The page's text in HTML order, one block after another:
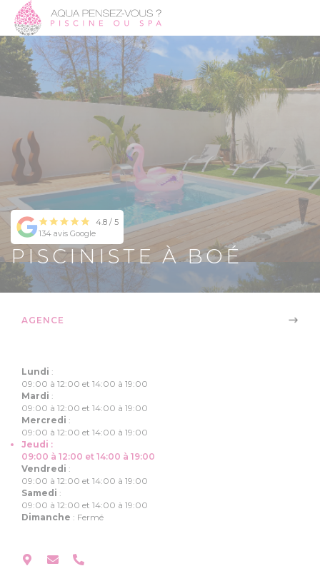
4.8 / 5
134 avis Google
PISCINISTE À BOÉ
AGENCE
Lundi :
09:00 à 12:00 et 14:00 à 19:00
Mardi :
09:00 à 12:00 et 14:00 à 19:00
Mercredi :
09:00 à 12:00 et 14:00 à 19:00
Jeudi :
09:00 à 12:00 et 14:00 à 19:00
Vendredi :
09:00 à 12:00 et 14:00 à 19:00
Samedi :
09:00 à 12:00 et 14:00 à 19:00
Dimanche : Fermé